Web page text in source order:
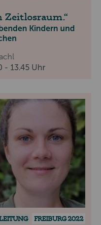
Zeitlosraum.
Kindern und
- 13.45 Uhr
FREIBURG 2022